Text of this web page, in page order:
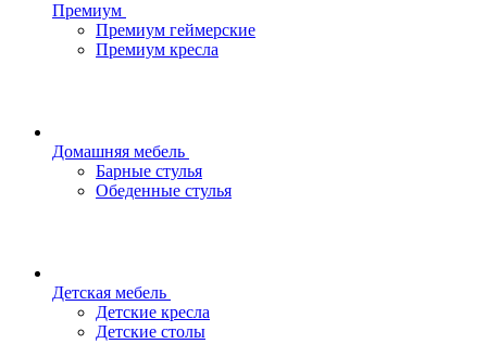
Премиум
Премиум геймерские
Премиум кресла
Домашняя мебель
Барные стулья
Обеденные стулья
Детская мебель
Детские кресла
Детские столы